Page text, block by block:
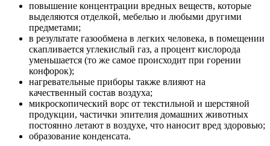
повышение концентрации вредных веществ, которые
выделяются отделкой, мебелью и любыми другими
предметами;
в результате газообмена в легких человека, в помещении
скапливается углекислый газ, а процент кислорода
уменьшается (то же самое происходит при горении
конфорок);
нагревательные приборы также влияют на
качественный состав воздуха;
микроскопический ворс от текстильной и шерстяной
продукции, частички эпителия домашних животных
постоянно летают в воздухе, что наносит вред здоровью;
образование конденсата.